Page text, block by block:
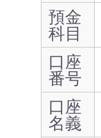
預金
科目
口座
番号
口座
名義